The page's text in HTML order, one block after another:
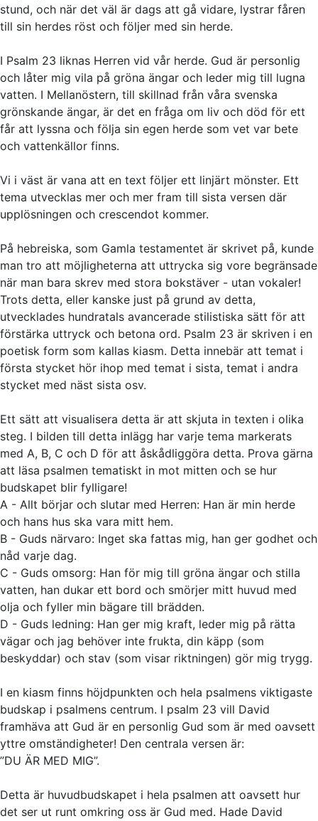
stund, och när det väl är dags att gå vidare, lystrar fåren
till sin herdes röst och följer med sin herde.
I Psalm 23 liknas Herren vid vår herde. Gud är personlig
och låter mig vila på gröna ängar och leder mig till lugna
vatten. I Mellanöstern, till skillnad från våra svenska
grönskande ängar, är det en fråga om liv och död för ett
får att lyssna och följa sin egen herde som vet var bete
och vattenkällor finns.
Vi i väst är vana att en text följer ett linjärt mönster. Ett
tema utvecklas mer och mer fram till sista versen där
upplösningen och crescendot kommer.
På hebreiska, som Gamla testamentet är skrivet på, kunde
man tro att möjligheterna att uttrycka sig vore begränsade
när man bara skrev med stora bokstäver - utan vokaler!
Trots detta, eller kanske just på grund av detta,
utvecklades hundratals avancerade stilistiska sätt för att
förstärka uttryck och betona ord. Psalm 23 är skriven i en
poetisk form som kallas kiasm. Detta innebär att temat i
första stycket hör ihop med temat i sista, temat i andra
stycket med näst sista osv.
Ett sätt att visualisera detta är att skjuta in texten i olika
steg. I bilden till detta inlägg har varje tema markerats
med A, B, C och D för att åskådliggöra detta. Prova gärna
att läsa psalmen tematiskt in mot mitten och se hur
budskapet blir fylligare!
A - Allt börjar och slutar med Herren: Han är min herde
och hans hus ska vara mitt hem.
B - Guds närvaro: Inget ska fattas mig, han ger godhet och
nåd varje dag.
C - Guds omsorg: Han för mig till gröna ängar och stilla
vatten, han dukar ett bord och smörjer mitt huvud med
olja och fyller min bägare till brädden.
D - Guds ledning: Han ger mig kraft, leder mig på rätta
vägar och jag behöver inte frukta, din käpp (som
beskyddar) och stav (som visar riktningen) gör mig trygg.
I en kiasm finns höjdpunkten och hela psalmens viktigaste
budskap i psalmens centrum. I psalm 23 vill David
framhäva att Gud är en personlig Gud som är med oavsett
yttre omständigheter! Den centrala versen är:
”DU ÄR MED MIG”.
Detta är huvudbudskapet i hela psalmen att oavsett hur
det ser ut runt omkring oss är Gud med. Hade David